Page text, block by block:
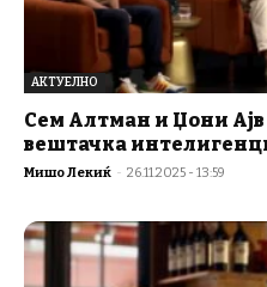
АКТУЕЛНО
Сем Алтман и Џони Ајв
вештачка
Мишо Лекиќ - 26.11.2025 - 13:59